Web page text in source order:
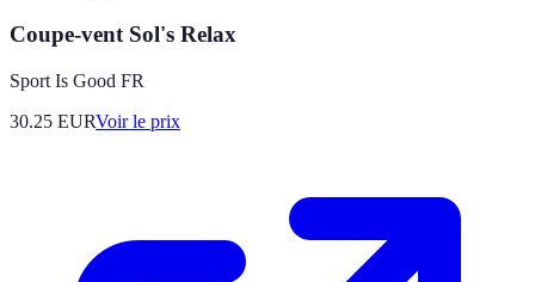
Coupe-vent Sol's Relax
Sport Is Good FR
30.25 EURVoir le prix